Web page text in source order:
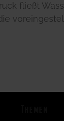
fließt